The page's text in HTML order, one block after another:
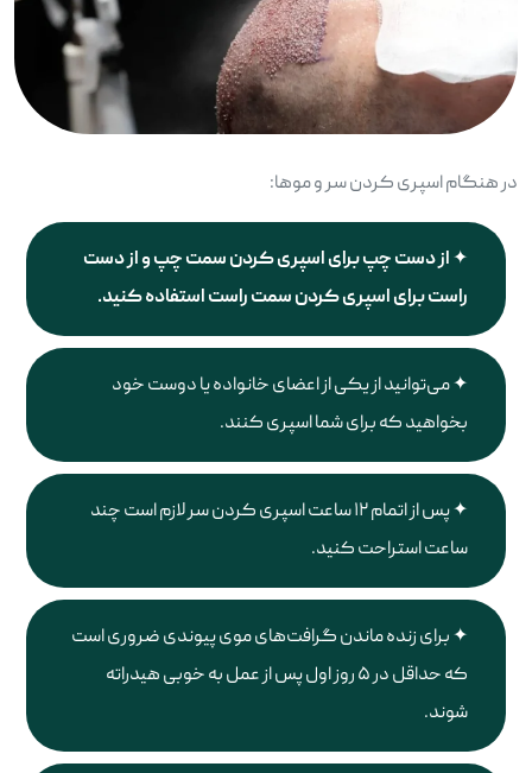
در هنگام اسپری کردن سر و موها:
از دست چپ برای اسپری کردن سمت چپ و از دست
راست برای اسپری کردن سمت راست استفاده کنید.
می‌توانید از یکی از اعضای خانواده یا دوست خود
بخواهید که برای شما اسپری کنند.
پس از اتمام ۱۲ ساعت اسپری کردن سر لازم است چند
ساعت استراحت کنید.
برای زنده ماندن گرافت‌های موی پیوندی ضروری است
که حداقل در ۵ روز اول پس از عمل به خوبی هیدراته
شوند.